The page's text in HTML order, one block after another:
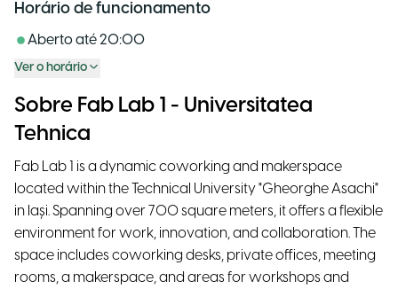
Horário de funcionamento
Aberto até20:00
Ver o horário
Sobre Fab Lab 1 - Universitatea
Tehnica
Fab Lab 1 is a dynamic coworking and makerspace
located within the Technical University "Gheorghe Asachi"
in Iași. Spanning over 700 square meters, it offers a flexible
environment for work, innovation, and collaboration. The
space includes coworking desks, private offices, meeting
rooms, a makerspace, and areas for workshops and